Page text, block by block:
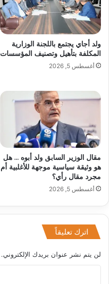
ولد أجاي يجتمع باللجنة الوزارية
المكلفة بتأهيل وتصنيف المؤسسات
أغسطس 5, 2026
مقال الوزير السابق ولد أبوه … هل
هو وثيقة سياسية موجهة للأغلبية أم
مجرد مقال رأي؟
أغسطس 5, 2026
اترك تعليقاً
لن يتم نشر عنوان بريدك الإلكتروني.